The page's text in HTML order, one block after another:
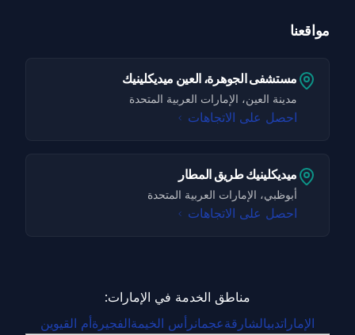
مواقعنا
مستشفى الجوهرة، العين ميديكلينيك
مدينة العين، الإمارات العربية المتحدة
احصل على الاتجاهات
ميديكلينيك طريق المطار
أبوظبي، الإمارات العربية المتحدة
احصل على الاتجاهات
مناطق الخدمة في الإمارات:
الإماراتدبيالشارقةعجمانرأس الخيمةالفجيرةأم القيوين